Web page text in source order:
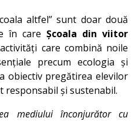
altfel” sunt doar două
în care Școala din viitor
care combină noile
precum ecologia și
obiectiv pregătirea elevilor
și sustenabil.
mediului înconjurător cu